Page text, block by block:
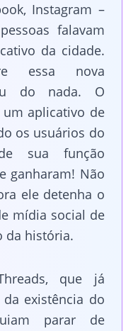
Instagram –
falavam
da cidade.
essa nova
do nada. O
aplicativo de
os usuários do
sua função
ganharam! Não
ele detenha o
mídia social de
da história.
que já
existência do
parar de